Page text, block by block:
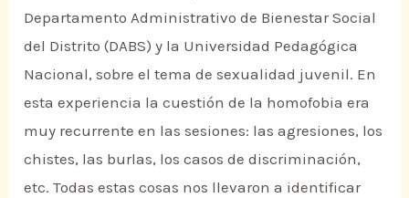
Departamento Administrativo de Bienestar Social
del Distrito (DABS) y la Universidad Pedagógica
Nacional, sobre el tema de sexualidad juvenil. En
esta experiencia la cuestión de la homofobia era
muy recurrente en las sesiones: las agresiones, los
chistes, las burlas, los casos de discriminación,
etc. Todas estas cosas nos llevaron a identificar